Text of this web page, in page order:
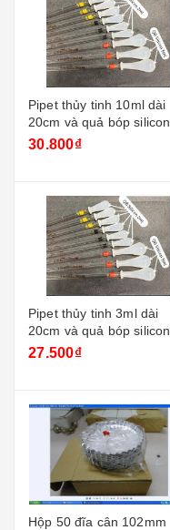
Pipet thủy tinh 10ml dài
20cm và quả bóp silicon
30.800₫
Pipet thủy tinh 3ml dài
20cm và quả bóp silicon
27.500₫
Hộp 50 đĩa cân 102mm